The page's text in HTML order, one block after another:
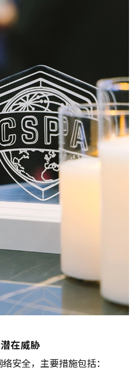
在威胁
安全，主要措施包括：